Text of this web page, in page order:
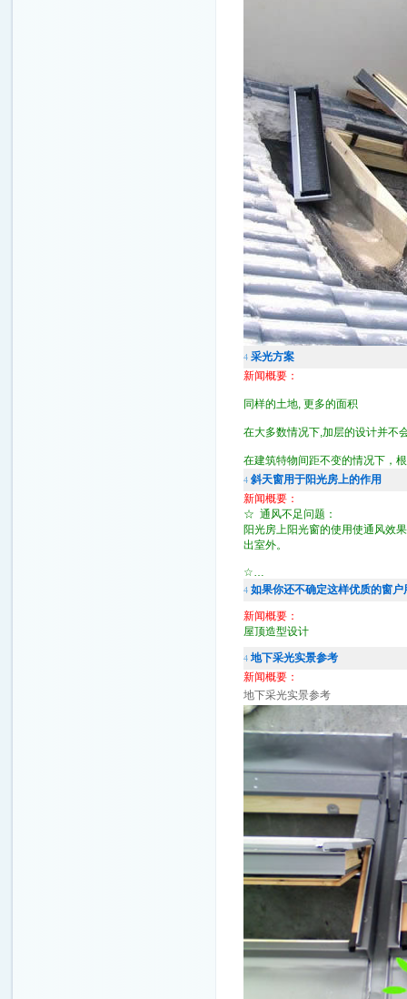
4 采光方案
新闻概要：
同样的土地, 更多的面积
在大多数情况下,加层的设计并不
在建筑特物间距不变的情况下，
4 斜天窗用于阳光房上的作用
新闻概要：
☆ 通风不足问题：
阳光房上阳光窗的使用使通风效
出室外。
☆…
4 如果你还不确定这样优质的窗
新闻概要：
屋顶造型设计 丰富
4 地下采光实景参考
新闻概要：
地下采光实景参考